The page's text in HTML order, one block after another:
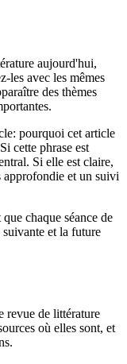
aujourd'hui,
les avec les mêmes
des thèmes
pourquoi cet article
cette phrase est
Si elle est claire,
approfondie et un suivi
chaque séance de
suivante et la future
revue de littérature
où elles sont, et